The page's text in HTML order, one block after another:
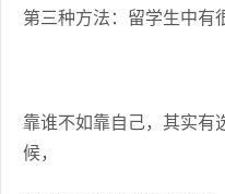
第三种方法：留学生中有
靠谁不如靠自己，其实有
候，